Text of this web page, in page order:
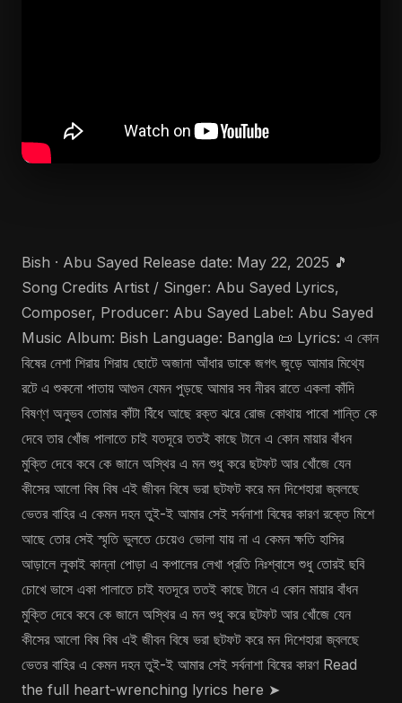
Bish · Abu Sayed Release date: May 22, 2025 🎵
Song Credits Artist / Singer: Abu Sayed Lyrics,
Composer, Producer: Abu Sayed Label: Abu Sayed
Music Album: Bish Language: Bangla 📜 Lyrics: এ কোন
বিষের নেশা শিরায় শিরায় ছোটে অজানা আঁধার ডাকে জগৎ জুড়ে আমার মিথ্যে
রটে এ শুকনো পাতায় আগুন যেমন পুড়ছে আমার সব নীরব রাতে একলা কাঁদি
বিষণ্ণ অনুভব তোমার কাঁটা বিঁধে আছে রক্ত ঝরে রোজ কোথায় পাবো শান্তি কে
দেবে তার খোঁজ পালাতে চাই যতদূরে ততই কাছে টানে এ কোন মায়ার বাঁধন
মুক্তি দেবে কবে কে জানে অস্থির এ মন শুধু করে ছটফট আর খোঁজে যেন
কীসের আলো বিষ বিষ এই জীবন বিষে ভরা ছটফট করে মন দিশেহারা জ্বলছে
ভেতর বাহির এ কেমন দহন তুই-ই আমার সেই সর্বনাশা বিষের কারণ রক্তে মিশে
আছে তোর সেই স্মৃতি ভুলতে চেয়েও ভোলা যায় না এ কেমন ক্ষতি হাসির
আড়ালে লুকাই কান্না পোড়া এ কপালের লেখা প্রতি নিঃশ্বাসে শুধু তোরই ছবি
চোখে ভাসে একা পালাতে চাই যতদূরে ততই কাছে টানে এ কোন মায়ার বাঁধন
মুক্তি দেবে কবে কে জানে অস্থির এ মন শুধু করে ছটফট আর খোঁজে যেন
কীসের আলো বিষ বিষ এই জীবন বিষে ভরা ছটফট করে মন দিশেহারা জ্বলছে
ভেতর বাহির এ কেমন দহন তুই-ই আমার সেই সর্বনাশা বিষের কারণ Read
the full heart-wrenching lyrics here ➤